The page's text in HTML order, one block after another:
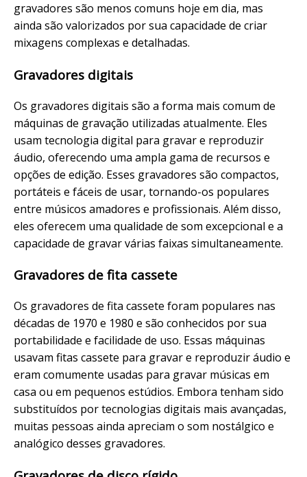
gravadores são menos comuns hoje em dia, mas
ainda são valorizados por sua capacidade de criar
mixagens complexas e detalhadas.
Gravadores digitais
Os gravadores digitais são a forma mais comum de
máquinas de gravação utilizadas atualmente. Eles
usam tecnologia digital para gravar e reproduzir
áudio, oferecendo uma ampla gama de recursos e
opções de edição. Esses gravadores são compactos,
portáteis e fáceis de usar, tornando-os populares
entre músicos amadores e profissionais. Além disso,
eles oferecem uma qualidade de som excepcional e a
capacidade de gravar várias faixas simultaneamente.
Gravadores de fita cassete
Os gravadores de fita cassete foram populares nas
décadas de 1970 e 1980 e são conhecidos por sua
portabilidade e facilidade de uso. Essas máquinas
usavam fitas cassete para gravar e reproduzir áudio e
eram comumente usadas para gravar músicas em
casa ou em pequenos estúdios. Embora tenham sido
substituídos por tecnologias digitais mais avançadas,
muitas pessoas ainda apreciam o som nostálgico e
analógico desses gravadores.